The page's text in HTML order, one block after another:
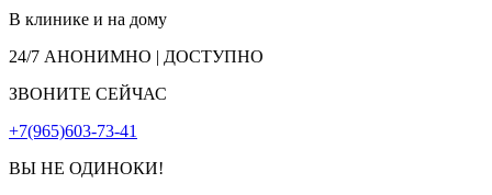
В клинике и на дому
24/7 АНОНИМНО | ДОСТУПНО
ЗВОНИТЕ СЕЙЧАС
+7(965)603-73-41
ВЫ НЕ ОДИНОКИ!